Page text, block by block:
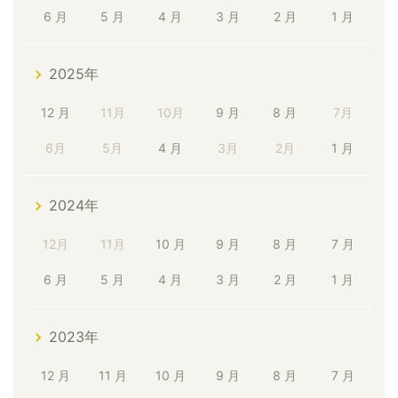
6 月 5 月 4 月 3 月 2 月 1 月
2025年
12 月 11月 10月 9 月 8 月 7月
6月 5月 4 月 3月 2月 1 月
2024年
12月 11月 10 月 9 月 8 月 7 月
6 月 5 月 4 月 3 月 2 月 1 月
2023年
12 月 11 月 10 月 9 月 8 月 7 月